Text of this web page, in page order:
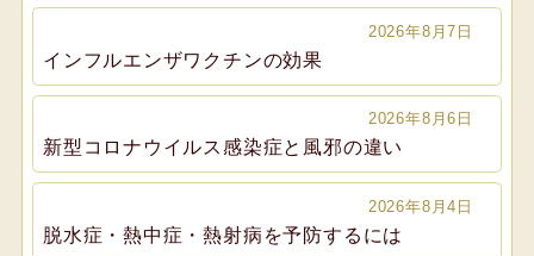
2026年8月7日
インフルエンザワクチンの効果
2026年8月6日
新型コロナウイルス感染症と風邪の違い
2026年8月4日
脱水症・熱中症・熱射病を予防するには